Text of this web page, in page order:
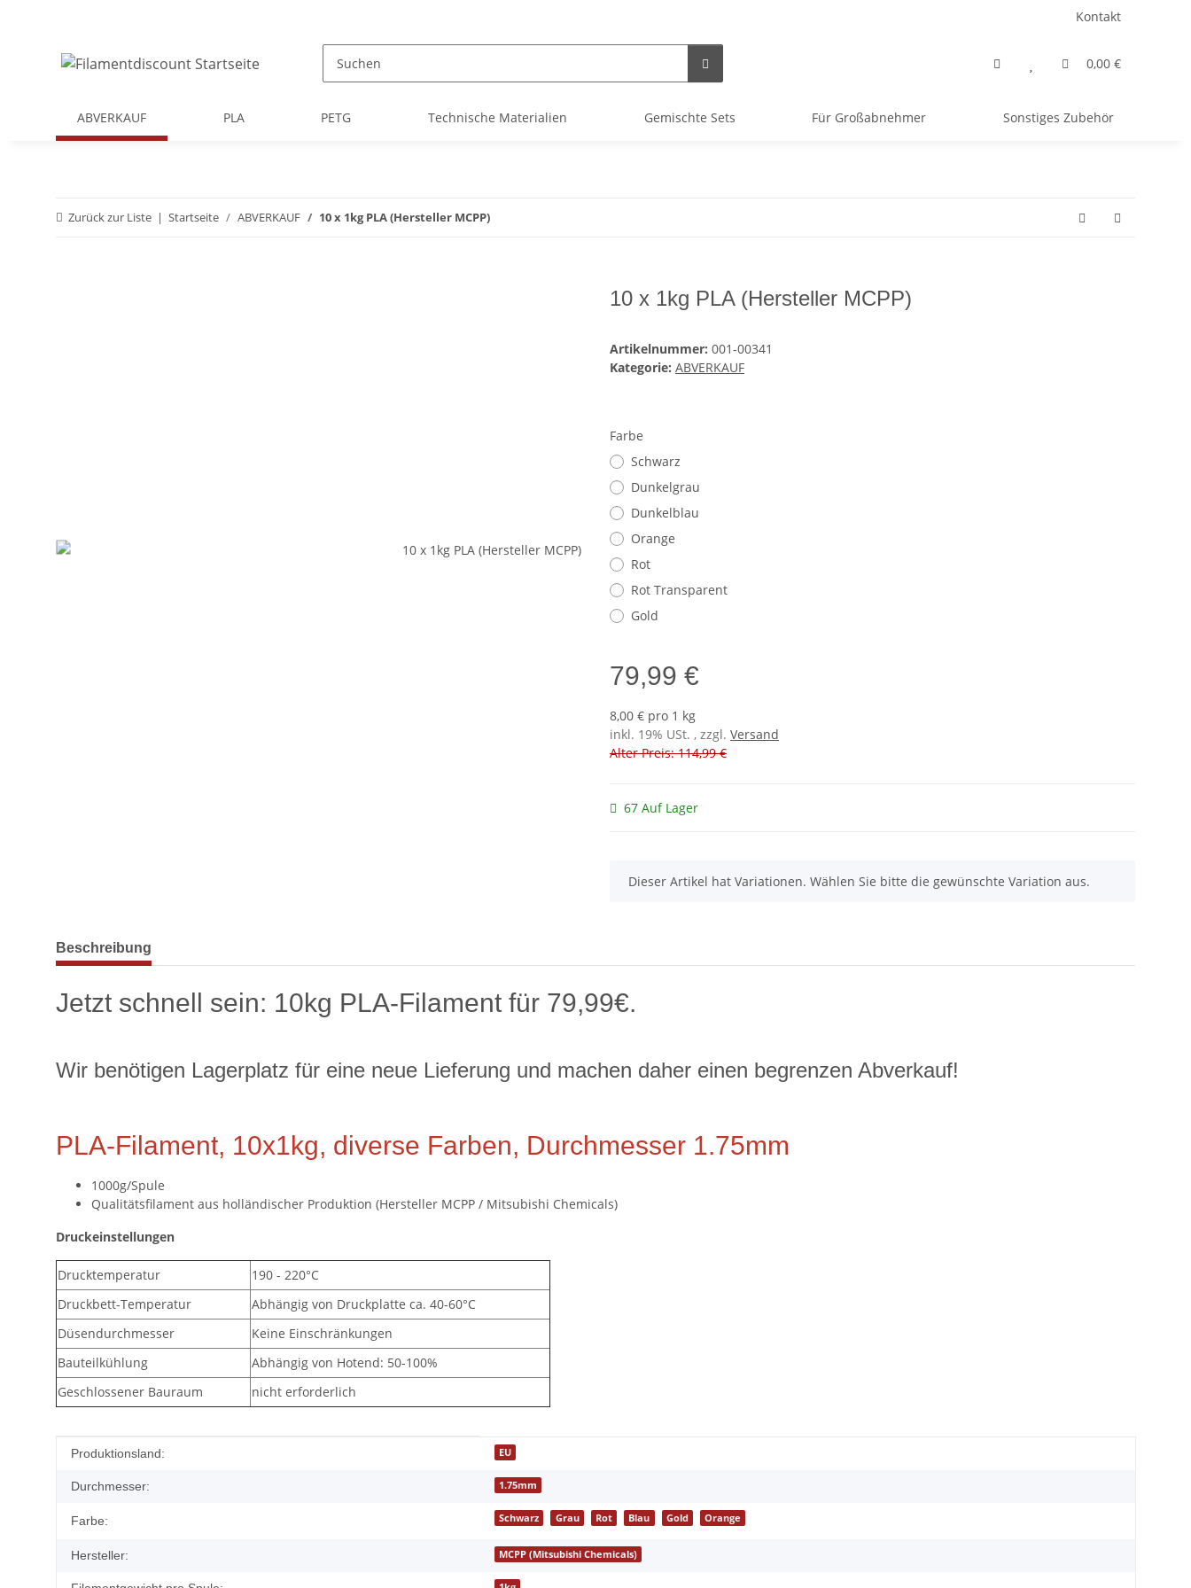
Kontakt
0,00 €
ABVERKAUF PLA PETG Technische Materialien Gemischte Sets Für Großabnehmer Sonstiges Zubehör
Zurück zur Liste Startseite ABVERKAUF 10 x 1kg PLA (Hersteller MCPP)
10 x 1kg PLA (Hersteller MCPP)
Artikelnummer: 001-00341
Kategorie: ABVERKAUF
Farbe
Schwarz
Dunkelgrau
Dunkelblau
Orange
Rot
Rot Transparent
Gold
79,99 €
8,00 € pro 1 kg
inkl. 19% USt. , zzgl. Versand
Alter Preis: 114,99 €
67 Auf Lager
x
Dieser Artikel hat Variationen. Wählen Sie bitte die gewünschte Variation aus.
weitere Registerkarten anzeigen
Beschreibung
Jetzt schnell sein: 10kg PLA-Filament für 79,99€.
Wir benötigen Lagerplatz für eine neue Lieferung und machen daher einen begrenzen Abverkauf!
PLA-Filament, 10x1kg, diverse Farben, Durchmesser 1.75mm
1000g/Spule
Qualitätsfilament aus holländischer Produktion (Hersteller MCPP / Mitsubishi Chemicals)
Druckeinstellungen
Drucktemperatur
190 - 220°C
Druckbett-Temperatur
Abhängig von Druckplatte ca. 40-60°C
Düsendurchmesser
Keine Einschränkungen
Bauteilkühlung
Abhängig von Hotend: 50-100%
Geschlossener Bauraum
nicht erforderlich
Produkteigenschaft
Wert
Produktionsland: EU
Durchmesser: 1.75mm
Farbe: Schwarz Grau Rot Blau Gold Orange
Hersteller: MCPP (Mitsubishi Chemicals)